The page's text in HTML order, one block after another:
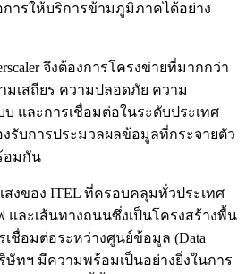
ารให้บริการข้ามภูมิภาคได้อย่าง
จึงต้องการโครงข่ายที่มากกว่า
มเสถียร ความปลอดภัย ความ
และการเชื่อมต่อในระดับประเทศ
รับการประมวลผลข้อมูลที่กระจายตัว
อมกัน
งของ ITEL ที่ครอบคลุมทั่วประเทศ
และเส้นทางถนนซึ่งเป็นโครงสร้างพื้น
ชื่อมต่อระหว่างศูนย์ข้อมูล (Data
ริษัทฯ มีความพร้อมเป็นอย่างยิ่งในการ